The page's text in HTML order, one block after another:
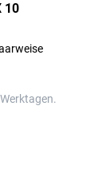
10